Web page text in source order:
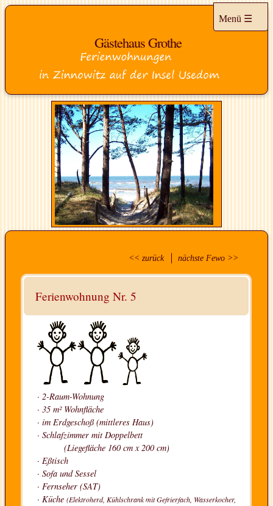
Gästehaus Grothe
FERIENWOHNUNGEN
PREISLISTE
WISSENSWERTES
KONTAKT & BUCHUNG
für Kurzentschlossene
Menü
nächste Fewo >>
<< zurück
Ferienwohnung Nr. 5
· 2-Raum-Wohnung
· 35 m² Wohnfläche
· im Erdgeschoß (mittleres Haus)
· Schlafzimmer mit Doppelbett
(Liegefläche 160 cm x 200 cm)
· Eßtisch
· Sofa und Sessel
· Fernseher (SAT)
· Küche(Elektroherd, Kühlschrank mit Gefrierfach, Wasserkocher,